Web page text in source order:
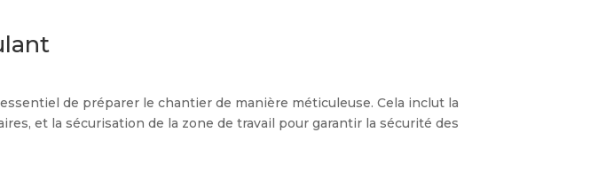
de préparer le chantier de manière méticuleuse. Cela inclut la
et la sécurisation de la zone de travail pour garantir la sécurité des